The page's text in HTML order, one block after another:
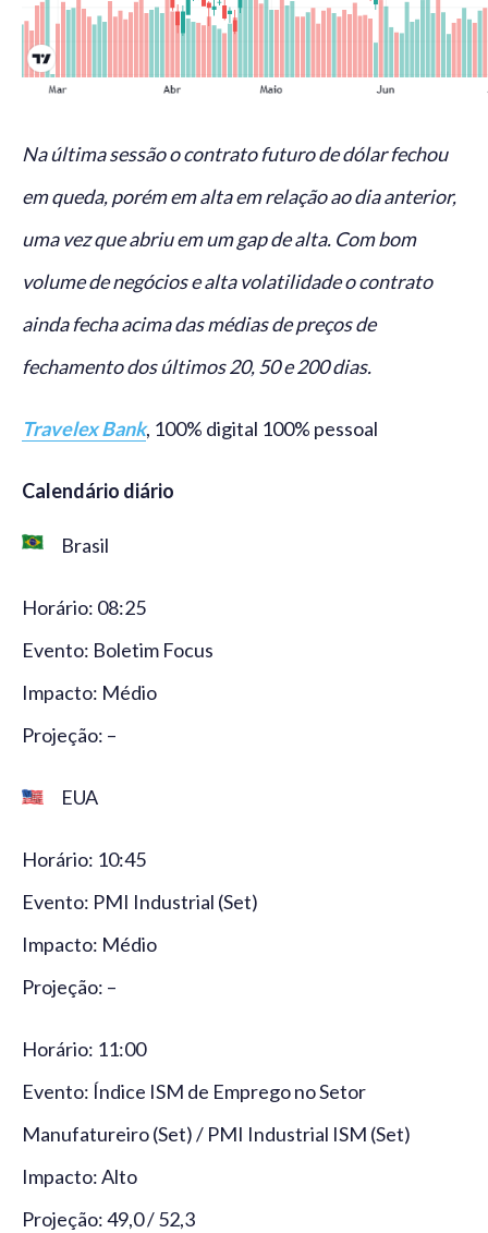
Na última sessão o contrato futuro de dólar fechou
em queda, porém em alta em relação ao dia anterior,
uma vez que abriu em um gap de alta. Com bom
volume de negócios e alta volatilidade o contrato
ainda fecha acima das médias de preços de
fechamento dos últimos 20, 50 e 200 dias.
Travelex Bank, 100% digital 100% pessoal
Calendário diário
Brasil
Horário: 08:25
Evento: Boletim Focus
Impacto: Médio
Projeção: –
EUA
Horário: 10:45
Evento: PMI Industrial (Set)
Impacto: Médio
Projeção: –
Horário: 11:00
Evento: Índice ISM de Emprego no Setor
Manufatureiro (Set) / PMI Industrial ISM (Set)
Impacto: Alto
Projeção: 49,0 / 52,3